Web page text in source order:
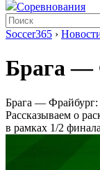
Соревнования
Soccer365 ›
Брага ―
Брага ―
Рассказываем о
в рамках 1/2